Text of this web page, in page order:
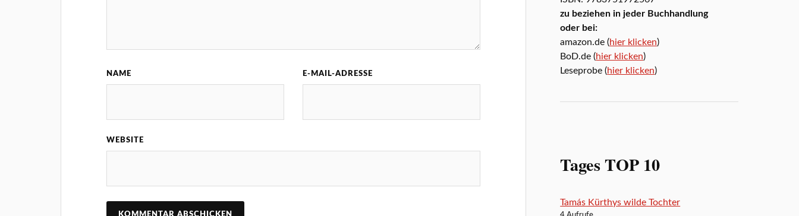
NAME E-MAIL-ADRESSE
WEBSITE
zu beziehen in jeder Buchhandlung
oder bei:
amazon.de (hier klicken)
BoD.de (hier klicken)
Leseprobe (hier klicken)
Tages TOP 10
Tamás Kürthys wilde Tochter